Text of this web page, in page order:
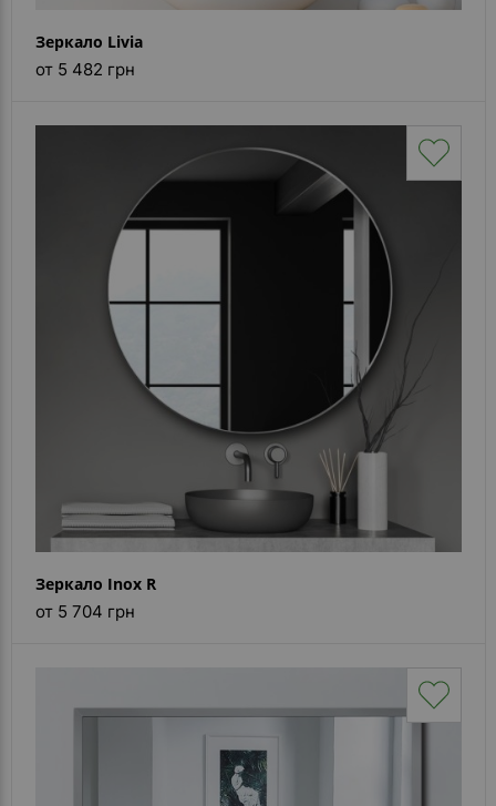
Зеркало Livia
от 5 482 грн
Зеркало Inox R
от 5 704 грн